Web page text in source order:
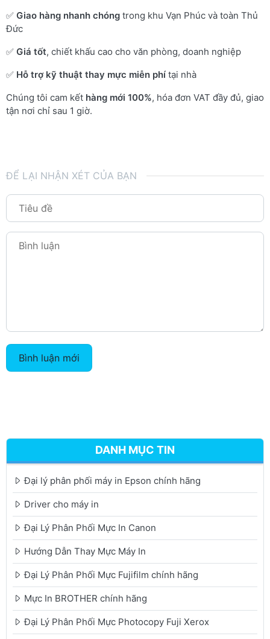
✅ Giao hàng nhanh chóng trong khu Vạn Phúc và toàn Thủ
Đức
✅ Giá tốt, chiết khấu cao cho văn phòng, doanh nghiệp
✅ Hỗ trợ kỹ thuật thay mực miễn phí tại nhà
Chúng tôi cam kết hàng mới 100%, hóa đơn VAT đầy đủ, giao
tận nơi chỉ sau 1 giờ.
ĐỂ LẠI NHẬN XÉT CỦA BẠN
Bình luận mới
DANH MỤC TIN
Đại lý phân phối máy in Epson chính hãng
Driver cho máy in
Đại Lý Phân Phối Mực In Canon
Hướng Dẫn Thay Mực Máy In
Đại Lý Phân Phối Mực Fujifilm chính hãng
Mực In BROTHER chính hãng
Đại Lý Phân Phối Mực Photocopy Fuji Xerox